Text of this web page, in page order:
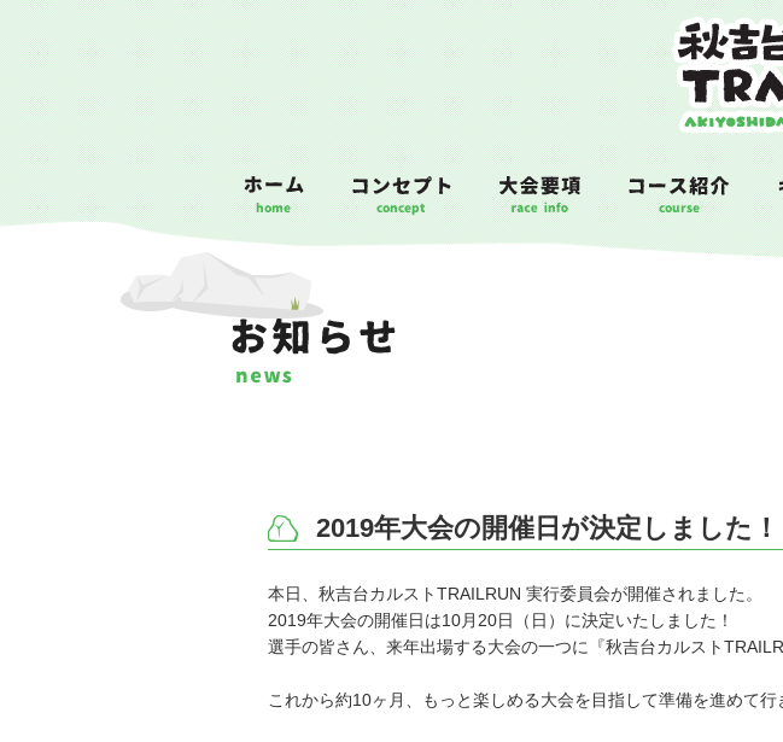
2019年大会の開催日が決定しました！
本日、秋吉台カルストTRAILRUN 実行委員会が開催されました。
2019年大会の開催日は10月20日（日）に決定いたしました！
選手の皆さん、来年出場する大会の一つに『秋吉台カルスト
これから約10ヶ月、もっと楽しめる大会を目指して準備を進めて行